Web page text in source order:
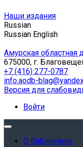
Наши издания
Russian
Russian English
Амурская областная
675000, г.
+7 (416) 277-0787
info.aodb-
Версия для
Войти
О библиотеке